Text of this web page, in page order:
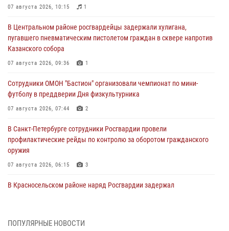
07 августа 2026, 10:15 1
В Центральном районе росгвардейцы задержали хулигана,
пугавшего пневматическим пистолетом граждан в сквере напротив
Казанского собора
07 августа 2026, 09:36 1
Сотрудники ОМОН "Бастион" организовали чемпионат по мини-
футболу в преддверии Дня физкультурника
07 августа 2026, 07:44 2
В Санкт-Петербурге сотрудники Росгвардии провели
профилактические рейды по контролю за оборотом гражданского
оружия
07 августа 2026, 06:15 3
В Красносельском районе наряд Росгвардии задержал
06 августа 2026, 13:39 1
ПОПУЛЯРНЫЕ НОВОСТИ